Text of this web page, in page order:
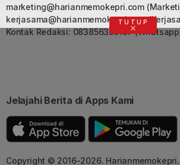
marketing@harianmemokepri.com
kerjasama@harianmemokepri.com
Kontak Redaksi: 083856335187
Jelajahi Berita di Apps Kami
Copyright © 2016-2026.
TUTUP